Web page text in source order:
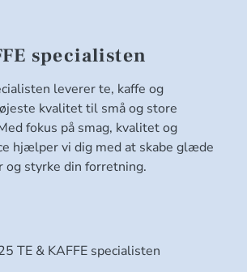
specialisten
leverer te, kaffe og
kvalitet til små og store
fokus på smag, kvalitet og
hjælper vi dig med at skabe glæde
og styrke din forretning.
TE & KAFFE specialisten